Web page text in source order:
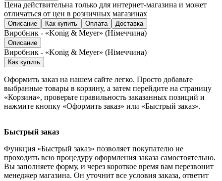
Цена действительна только для интернет-магазина и может
отличаться от цен в розничных магазинах
Описание Как купить Оплата Доставка
Виробник - «Konig & Meyer» (Німеччина)
Описание
Виробник - «Konig & Meyer» (Німеччина)
Как купить
Оформить заказ на нашем сайте легко. Просто добавьте
выбранные товары в корзину, а затем перейдите на страницу
«Корзина», проверьте правильность заказанных позиций и
нажмите кнопку «Оформить заказ» или «Быстрый заказ».
Быстрый заказ
Функция «Быстрый заказ» позволяет покупателю не
проходить всю процедуру оформления заказа самостоятельно.
Вы заполняете форму, и через короткое время вам перезвонит
менеджер магазина. Он уточнит все условия заказа, ответит